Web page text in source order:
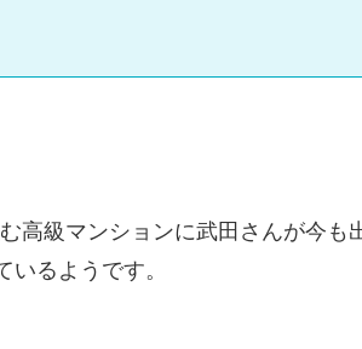
高級マンションに武田さんが今も
いるようです。